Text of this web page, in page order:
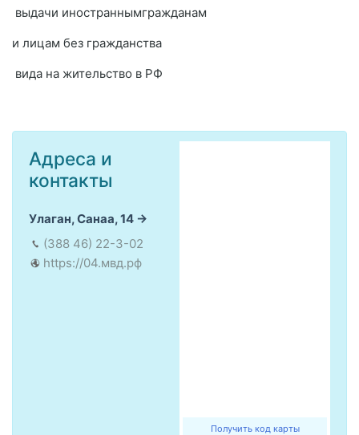
выдачи иностраннымгражданам
и лицам без гражданства
вида на жительство в РФ
Получить код карты
Адреса и
контакты
Улаган, Санаа, 14
(388 46) 22-3-02
https://04.мвд.рф